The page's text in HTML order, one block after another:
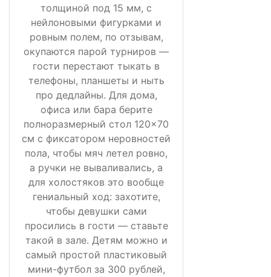
толщиной под 15 мм, с
нейлоновыми фигурками и
ровным полем, по отзывам,
окупаются парой турниров —
гости перестают тыкать в
телефоны, планшеты и ныть
про дедлайны. Для дома,
офиса или бара берите
полноразмерный стол 120×70
см с фиксатором неровностей
пола, чтобы мяч летел ровно,
а ручки не вываливались, а
для холостяков это вообще
гениальный ход: захотите,
чтобы девушки сами
просились в гости — ставьте
такой в зале. Детям можно и
самый простой пластиковый
мини-футбол за 300 рублей,